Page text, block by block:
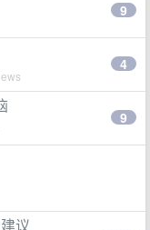
9
4
9
议